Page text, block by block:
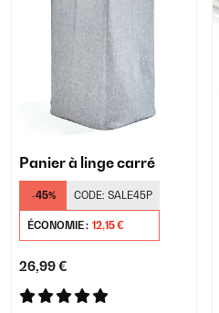
Panier à linge carré
-45% CODE: SALE45P
ÉCONOMIE : 12,15 €
26,99 €